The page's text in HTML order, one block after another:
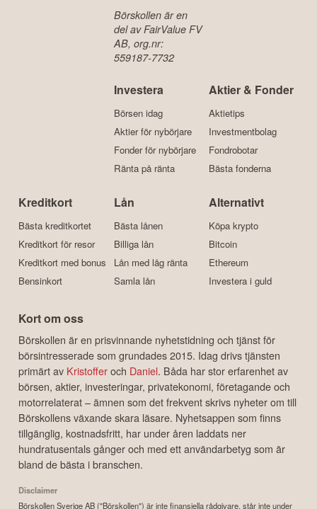
Börskollen är en
del av FairValue FV
AB, org.nr:
559187-7732
Investera
Börsen idag
Aktier för nybörjare
Fonder för nybörjare
Ränta på ränta
Aktier & Fonder
Aktietips
Investmentbolag
Fondrobotar
Bästa fonderna
Kreditkort
Bästa kreditkortet
Kreditkort för resor
Kreditkort med bonus
Bensinkort
Lån
Bästa lånen
Billiga lån
Lån med låg ränta
Samla lån
Alternativt
Köpa krypto
Bitcoin
Ethereum
Investera i guld
Kort om oss
Börskollen är en prisvinnande nyhetstidning och tjänst för
börsintresserade som grundades 2015. Idag drivs tjänsten
primärt av Kristofferoch Daniel. Båda har stor erfarenhet av
börsen, aktier, investeringar, privatekonomi, företagande och
motorrelaterat – ämnen som det frekvent skrivs nyheter om till
Börskollens växande skara läsare. Nyhetsappen som finns
tillgänglig, kostnadsfritt, har under åren laddats ner
hundratusentals gånger och med ett användarbetyg som är
bland de bästa i branschen.
Disclaimer
Börskollen Sverige AB ("Börskollen") är inte finansiella rådgivare, står inte under